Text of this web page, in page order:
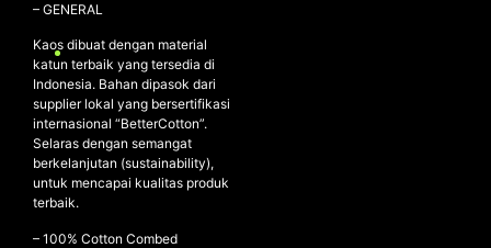
– GENERAL
Kaos dibuat dengan material
katun terbaik yang tersedia di
Indonesia. Bahan dipasok dari
supplier lokal yang bersertifikasi
internasional “BetterCotton”.
Selaras dengan semangat
berkelanjutan (sustainability),
untuk mencapai kualitas produk
terbaik.
– 100% Cotton Combed